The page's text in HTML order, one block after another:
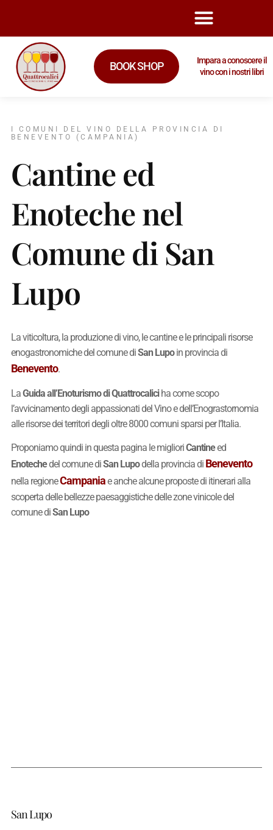
BOOK SHOP
Impara a conoscere il
vino con i nostri libri
I COMUNI DEL VINO DELLA PROVINCIA DI
BENEVENTO (CAMPANIA)
Cantine ed
Enoteche nel
Comune di San
Lupo
La viticoltura, la produzione di vino, le cantine e le principali risorse
enogastronomiche del comune diSan Lupoin provincia di
Benevento.
LaGuida all’Enoturismo di Quattrocaliciha come scopo
l’avvicinamento degli appassionati del Vino e dell’Enograstornomia
alle risorse dei territori degli oltre 8000 comuni sparsi per l’Italia.
Proponiamo quindi in questa pagina le miglioriCantineed
Enotechedel comune diSan Lupodella provincia di Benevento
nella regioneCampaniae anche alcune proposte di itinerari alla
scoperta delle bellezze paesaggistiche delle zone vinicole del
comune diSan Lupo
San Lupo